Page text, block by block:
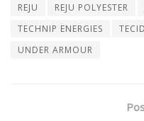
REJU
REJU POLYESTER
TECHNIP ENERGIES
UNDER ARMOUR